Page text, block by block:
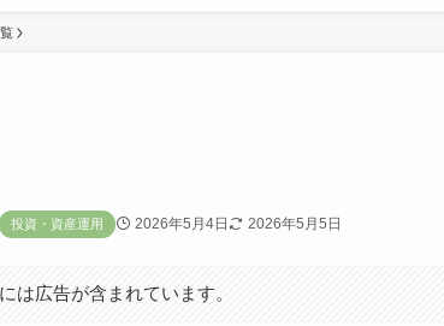
投資・資産運用 2026年5月4日 2026年5月5日
は広告が含まれています。